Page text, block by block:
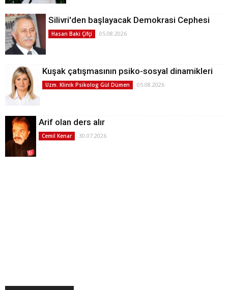
Silivri'den başlayacak Demokrasi Cephesi
Hasan Baki Çifçi 05.08.2026
Kuşak çatışmasının psiko-sosyal dinamikleri
Uzm. Klinik Psikolog Gül Dümen 05.08.2026
Arif olan ders alır
Cemil Kenar 30.07.2026